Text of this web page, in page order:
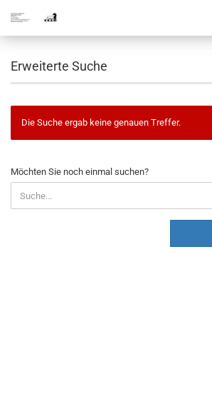
Erweiterte Suche
Die Suche ergab keine genauen Treffer.
MÖCHTEN
SIE
NOCH
EINMAL
Möchten Sie noch einmal suchen?